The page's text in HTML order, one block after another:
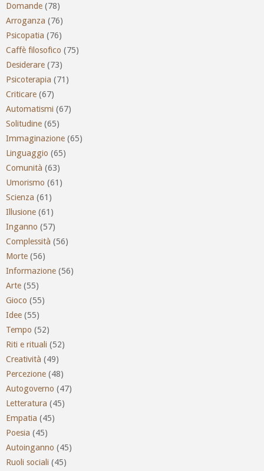
Domande (78)
Arroganza (76)
Psicopatia (76)
Caffè filosofico (75)
Desiderare (73)
Psicoterapia (71)
Criticare (67)
Automatismi (67)
Solitudine (65)
Immaginazione (65)
Linguaggio (65)
Comunità (63)
Umorismo (61)
Scienza (61)
Illusione (61)
Inganno (57)
Complessità (56)
Morte (56)
Informazione (56)
Arte (55)
Gioco (55)
Idee (55)
Tempo (52)
Riti e rituali (52)
Creatività (49)
Percezione (48)
Autogoverno (47)
Letteratura (45)
Empatia (45)
Poesia (45)
Autoinganno (45)
Ruoli sociali (45)